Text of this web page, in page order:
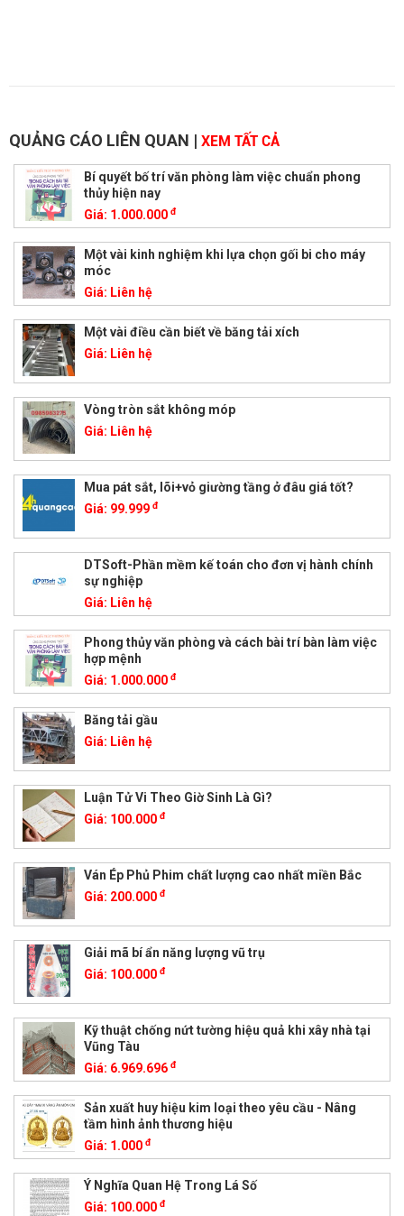
QUẢNG CÁO LIÊN QUAN | XEM TẤT CẢ
Bí quyết bố trí văn phòng làm việc chuẩn phong
thủy hiện nay
Giá: 1.000.000 đ
Một vài kinh nghiệm khi lựa chọn gối bi cho máy
móc
Giá: Liên hệ
Một vài điều cần biết về băng tải xích
Giá: Liên hệ
Vòng tròn sắt không móp
Giá: Liên hệ
Mua pát sắt, lõi+vỏ giường tầng ở đâu giá tốt?
Giá: 99.999 đ
DTSoft-Phần mềm kế toán cho đơn vị hành chính
sự nghiệp
Giá: Liên hệ
Phong thủy văn phòng và cách bài trí bàn làm việc
hợp mệnh
Giá: 1.000.000 đ
Băng tải gầu
Giá: Liên hệ
Luận Tử Vi Theo Giờ Sinh Là Gì?
Giá: 100.000 đ
Ván Ép Phủ Phim chất lượng cao nhất miền Bắc
Giá: 200.000 đ
Giải mã bí ẩn năng lượng vũ trụ
Giá: 100.000 đ
Kỹ thuật chống nứt tường hiệu quả khi xây nhà tại
Vũng Tàu
Giá: 6.969.696 đ
Sản xuất huy hiệu kim loại theo yêu cầu - Nâng
tầm hình ảnh thương hiệu
Giá: 1.000 đ
Ý Nghĩa Quan Hệ Trong Lá Số
Giá: 100.000 đ